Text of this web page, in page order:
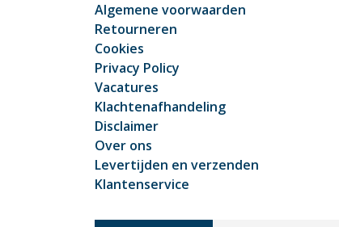
Algemene voorwaarden
Retourneren
Cookies
Privacy Policy
Vacatures
Klachtenafhandeling
Disclaimer
Over ons
Levertijden en verzenden
Klantenservice